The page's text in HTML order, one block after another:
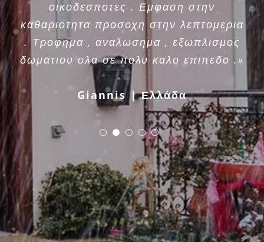
οικοδεσποτες . Εμφαση στην
καθαριοτητα προσοχη στην λεπτομερια
. Τροφημα , αναλωσημα , εξωπλισμος
δωματιου ολα σε πολυ καλο επιπεδο .»
Giannis | Ελλάδα